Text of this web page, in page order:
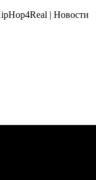
| Новости